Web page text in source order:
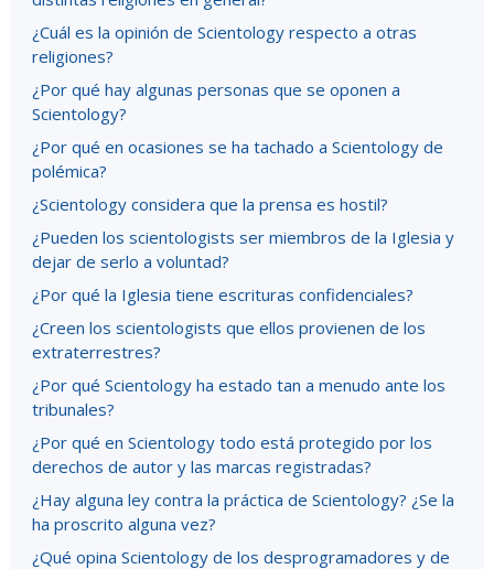
¿Cuál es la opinión de Scientology respecto a otras
religiones?
¿Por qué hay algunas personas que se oponen a
Scientology?
¿Por qué en ocasiones se ha tachado a Scientology de
polémica?
¿Scientology considera que la prensa es hostil?
¿Pueden los scientologists ser miembros de la Iglesia y
dejar de serlo a voluntad?
¿Por qué la Iglesia tiene escrituras confidenciales?
¿Creen los scientologists que ellos provienen de los
extraterrestres?
¿Por qué Scientology ha estado tan a menudo ante los
tribunales?
¿Por qué en Scientology todo está protegido por los
derechos de autor y las marcas registradas?
¿Hay alguna ley contra la práctica de Scientology? ¿Se la
ha proscrito alguna vez?
¿Qué opina Scientology de los desprogramadores y de